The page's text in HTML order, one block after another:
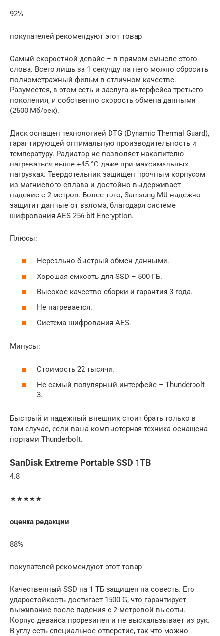
92%
покупателей рекомендуют этот товар
Самый скоростной девайс – в прямом смысле этого
слова. Всего лишь за 1 секунду на него можно сбросить
полнометражный фильм в отличном качестве.
Разумеется, в этом есть и заслуга интерфейса третьего
поколения, и собственно скорость обмена данными
(2500 Мб/сек).
Диск оснащен технологией DTG (Dynamic Thermal Guard),
гарантирующей оптимальную производительность и
температуру. Радиатор не позволяет накопителю
нагреваться выше +45 °C даже при максимальных
нагрузках. Твердотельник защищен прочным корпусом
из магниевого сплава и достойно выдерживает
падение с 2 метров. Более того, Samsung MU надежно
защитит данные от взлома, благодаря системе
шифрования AES 256-bit Encryption.
Плюсы:
Нереально быстрый обмен данными.
Хорошая емкость для SSD – 500 ГБ.
Высокое качество сборки и гарантия 3 года.
Не нагревается.
Система шифрования AES.
Минусы:
Стоимость 22 тысячи.
Не самый популярный интерфейс – Thunderbolt
3.
Быстрый и надежный внешник стоит брать только в
том случае, если ваша компьютерная техника оснащена
портами Thunderbolt.
SanDisk Extreme Portable SSD 1TB
4.8
★★★★★
оценка редакции
88%
покупателей рекомендуют этот товар
Качественный SSD на 1 ТБ защищен на совесть. Его
ударостойкость достигает 1500 G, что гарантирует
выживание после падения с 2-метровой высоты.
Корпус девайса прорезинен и не выскальзывает из рук.
В углу есть специальное отверстие, так что можно